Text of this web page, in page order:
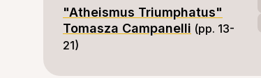
"Atheismus Triumphatus"
Tomasza Campanelli (pp. 13-
21)